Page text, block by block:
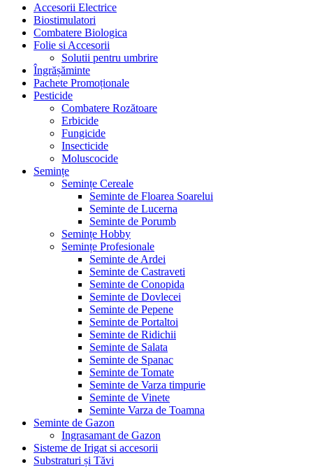
Accesorii Electrice
Biostimulatori
Combatere Biologica
Folie si Accesorii
Solutii pentru umbrire
Îngrășăminte
Pachete Promoționale
Pesticide
Combatere Rozătoare
Erbicide
Fungicide
Insecticide
Moluscocide
Semințe
Semințe Cereale
Seminte de Floarea Soarelui
Seminte de Lucerna
Seminte de Porumb
Semințe Hobby
Semințe Profesionale
Seminte de Ardei
Seminte de Castraveti
Seminte de Conopida
Seminte de Dovlecei
Seminte de Pepene
Seminte de Portaltoi
Seminte de Ridichii
Seminte de Salata
Seminte de Spanac
Seminte de Tomate
Seminte de Varza timpurie
Seminte de Vinete
Seminte Varza de Toamna
Seminte de Gazon
Ingrasamant de Gazon
Sisteme de Irigat si accesorii
Substraturi și Tăvi